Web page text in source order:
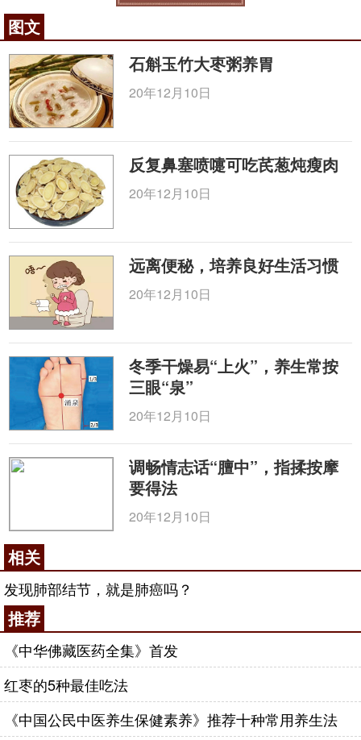
图文
石斛玉竹大枣粥养胃
20年12月10日
反复鼻塞喷嚏可吃芪葱炖瘦肉
20年12月10日
远离便秘，培养良好生活习惯
20年12月10日
冬季干燥易“上火”，养生常按
三眼“泉”
20年12月10日
调畅情志话“膻中”，指揉按摩
要得法
20年12月10日
相关
发现肺部结节，就是肺癌吗？
推荐
《中华佛藏医药全集》首发
红枣的5种最佳吃法
《中国公民中医养生保健素养》推荐十种常用养生法